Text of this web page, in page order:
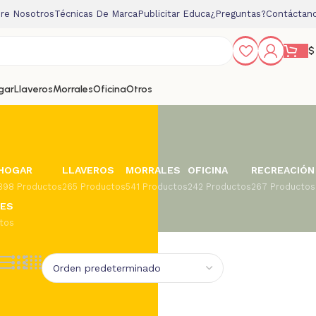
NosotrosTécnicas De MarcaPublicitar Educa¿Preguntas?
$
LlaverosMorralesOficinaOtros
Productos
LLAVEROS
265 Productos
MORRALES
541 Productos
OFICINA
242 Productos
RECREACIÓN
267 Productos